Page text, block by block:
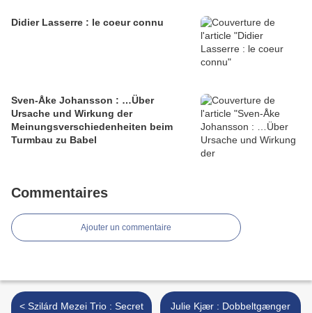
Didier Lasserre : le coeur connu
Sven-Åke Johansson : …Über
Ursache und Wirkung der
Meinungsverschiedenheiten beim
Turmbau zu Babel
Commentaires
Ajouter un commentaire
< Szilárd Mezei Trio : Secret
Julie Kjær : Dobbeltgænger